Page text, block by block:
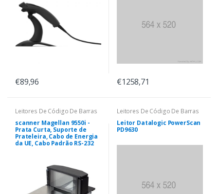
€89,96 €1258,71
Leitores De Código De Barras
scanner Magellan 9550i -
Prata Curta, Suporte de
Prateleira, Cabo de Energia
da UE, Cabo Padrão RS-232
Leitores De Código De Barras
Leitor Datalogic PowerScan
PD9630